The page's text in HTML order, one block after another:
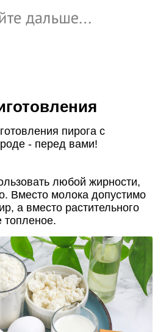
пирога с
- перед вами!
любой жирности,
Вместо молока допустимо
а вместо растительного
топленое.